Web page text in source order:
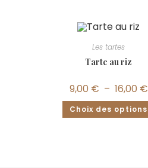
Les tartes
Tarte au riz
9,00 € – 16,00 €
Choix des options